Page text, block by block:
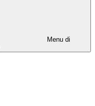
Menu di